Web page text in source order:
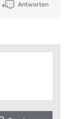
Antworten